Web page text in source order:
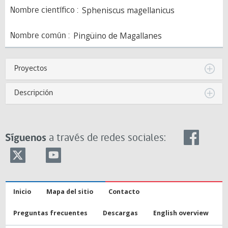
Nombre científico Spheniscus magellanicus
Nombre común Pingüino de Magallanes
Proyectos
Descripción
Síguenos a través de redes sociales:
Inicio Mapa del sitio Contacto
Preguntas frecuentes Descargas English overview